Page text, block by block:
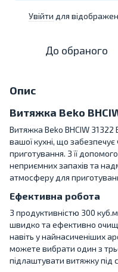
Увійти для
До обраного
Опис
Витяжка Beko
Витяжка Beko BHCIW 31322
вашої кухні, що
приготування. З її
неприємних запахів та
атмосферу для
Ефективна робота
З продуктивністю 300
швидко та ефективно
навіть у найнасиченіших
можете вибрати один з
підлаштувати витяжку під